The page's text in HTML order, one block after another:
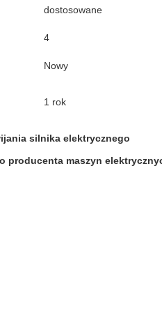
dostosowane
4
Nowy
1 rok
silnika elektrycznego
producenta maszyn